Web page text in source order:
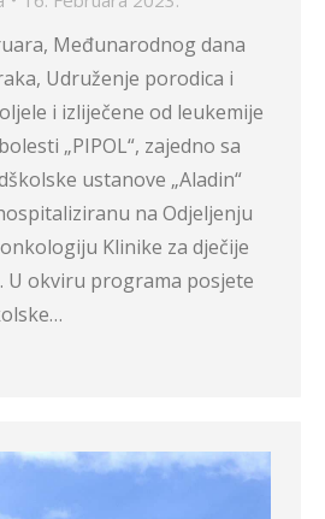
Međunarodnog dana
Udruženje porodica i
i izliječene od leukemije
„PIPOL“, zajedno sa
ustanove „Aladin“
na Odjeljenju
Klinike za dječije
U okviru programa posjete